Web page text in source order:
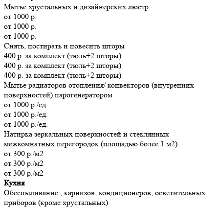
Мытье хрустальных и дизайнерских люстр
от 1000 р.
от 1000 р.
от 1000 р.
Cнять, постирать и повесить шторы
400 р. за комплект (тюль+2 шторы)
400 р. за комплект (тюль+2 шторы)
400 р. за комплект (тюль+2 шторы)
Мытье радиаторов отопления/ конвекторов (внутренних
поверхностей) парогенератором
от 1000 р./ед.
от 1000 р./ед.
от 1000 р./ед.
Натирка зеркальных поверхностей и стеклянных
межкомнатных перегородок (площадью более 1 м2)
от 300 р./м2
от 300 р./м2
от 300 р./м2
Кухня
Обеспыливание , карнизов, кондиционеров, осветительных
приборов (кроме хрустальных)